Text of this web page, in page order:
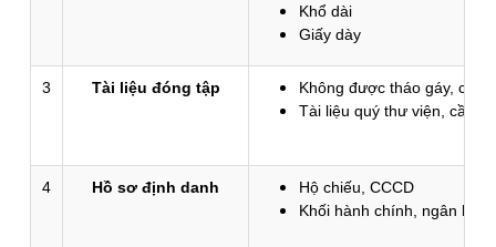
Khổ dài
Giấy dày
3 Tài liệu đóng tập
Không được tháo gáy, cắt
Tài liệu quý thư viện, cần
4 Hồ sơ định danh
Hộ chiếu, CCCD
Khối hành chính, ngân